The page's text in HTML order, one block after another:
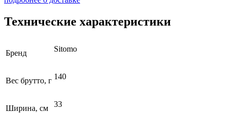
Технические характеристики
Бренд Sitomo
Вес брутто, г 140
Ширина, см 33